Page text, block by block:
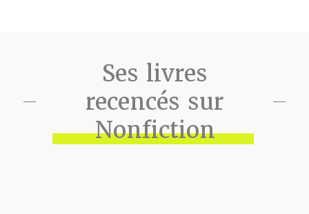
Ses livres
recencés sur
Nonfiction